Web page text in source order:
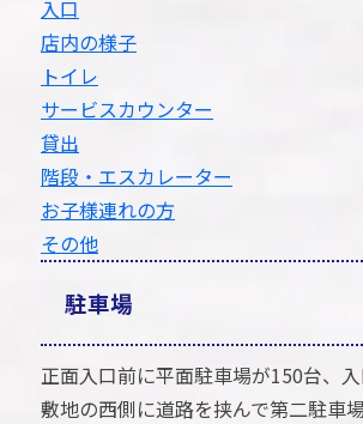
入口
店内の様子
トイレ
サービスカウンター
貸出
階段・エスカレーター
お子様連れの方
その他
駐車場
正面入口前に平面駐車場が150台、
敷地の西側に道路を挟んで第二駐車場